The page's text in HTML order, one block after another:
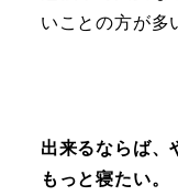
いことの方が多
出来るならば、
もっと寝たい。